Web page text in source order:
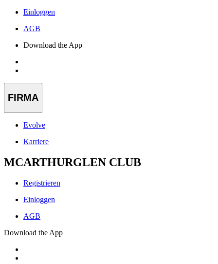
Einloggen
AGB
Download the App
FIRMA
Evolve
Karriere
MCARTHURGLEN CLUB
Registrieren
Einloggen
AGB
Download the App